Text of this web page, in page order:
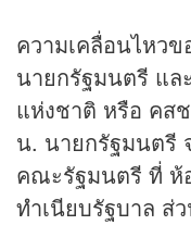
ความเคลื่อนไหว
นายกรัฐมนตรี แ
แห่งชาติ หรือ คส
น. นายกรัฐมนตรี
คณะรัฐมนตรี ที่ ห้
ทำเนียบรัฐบาล ส่